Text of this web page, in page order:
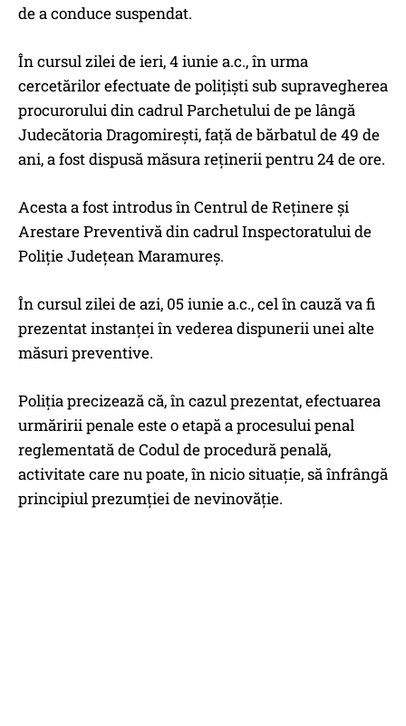
de a conduce suspendat.
În cursul zilei de ieri, 4 iunie a.c., în urma
cercetărilor efectuate de polițiști sub supravegherea
procurorului din cadrul Parchetului de pe lângă
Judecătoria Dragomirești, față de bărbatul de 49 de
ani, a fost dispusă măsura reținerii pentru 24 de ore.
Acesta a fost introdus în Centrul de Reținere și
Arestare Preventivă din cadrul Inspectoratului de
Poliție Județean Maramureș.
În cursul zilei de azi, 05 iunie a.c., cel în cauză va fi
prezentat instanței în vederea dispunerii unei alte
măsuri preventive.
Poliția precizează că, în cazul prezentat, efectuarea
urmăririi penale este o etapă a procesului penal
reglementată de Codul de procedură penală,
activitate care nu poate, în nicio situație, să înfrângă
principiul prezumției de nevinovăție.